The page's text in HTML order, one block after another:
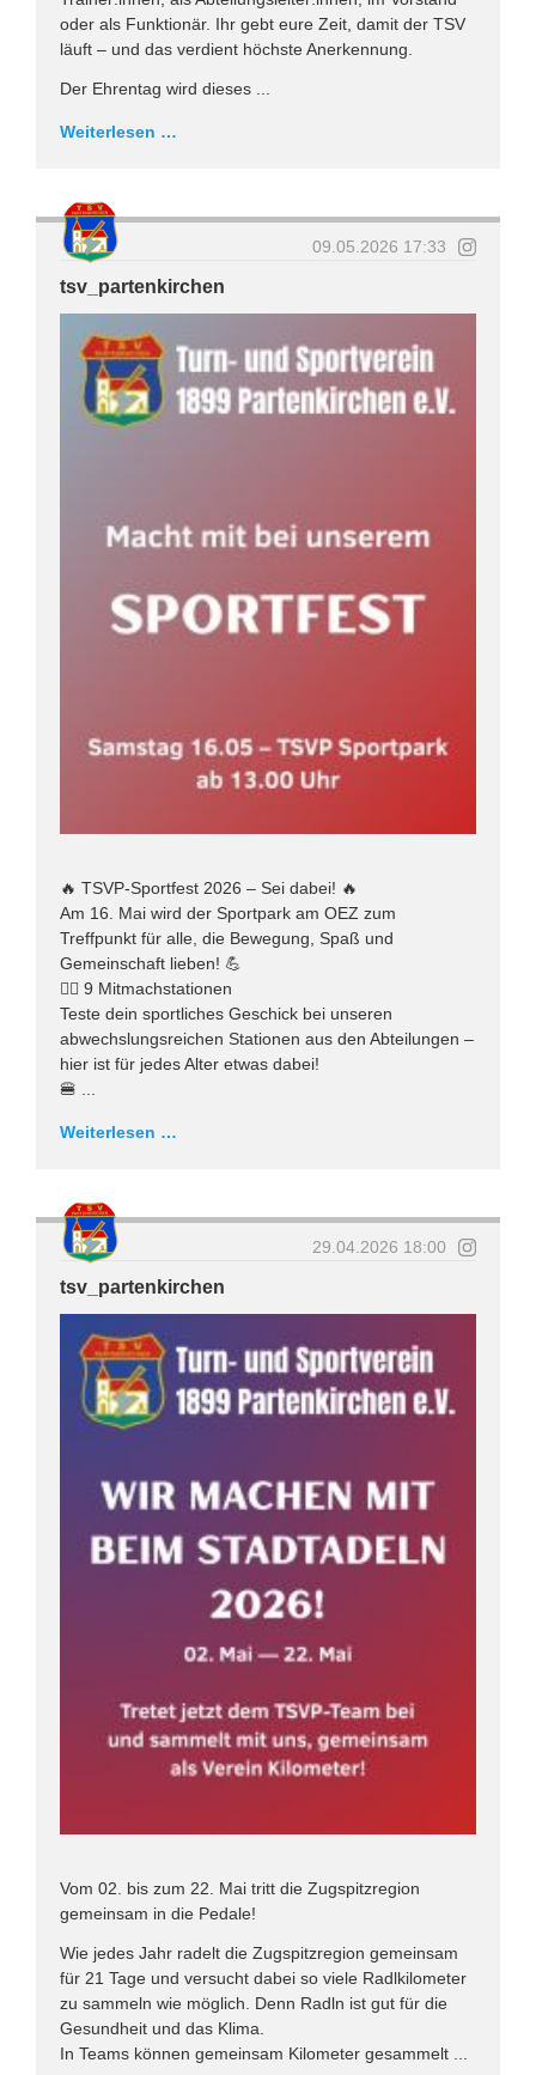
oder als Funktionär. Ihr gebt eure Zeit, damit der TSV
läuft – und das verdient höchste Anerkennung.
Der Ehrentag wird dieses ...
Weiterlesen …
09.05.2026 17:33
tsv_partenkirchen
🔥 TSVP-Sportfest 2026 – Sei dabei! 🔥
Am 16. Mai wird der Sportpark am OEZ zum
Treffpunkt für alle, die Bewegung, Spaß und
Gemeinschaft lieben! 💪
🏃‍♂️ 9 Mitmachstationen
Teste dein sportliches Geschick bei unseren
abwechslungsreichen Stationen aus den Abteilungen –
hier ist für jedes Alter etwas dabei!
🍔 ...
Weiterlesen …
29.04.2026 18:00
tsv_partenkirchen
Vom 02. bis zum 22. Mai tritt die Zugspitzregion
gemeinsam in die Pedale!
Wie jedes Jahr radelt die Zugspitzregion gemeinsam
für 21 Tage und versucht dabei so viele Radlkilometer
zu sammeln wie möglich. Denn Radln ist gut für die
Gesundheit und das Klima.
In Teams können gemeinsam Kilometer gesammelt ...